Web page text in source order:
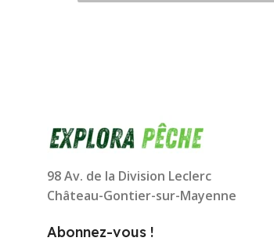
98 Av. de la Division Leclerc
Château-Gontier-sur-Mayenne
Abonnez-vous !